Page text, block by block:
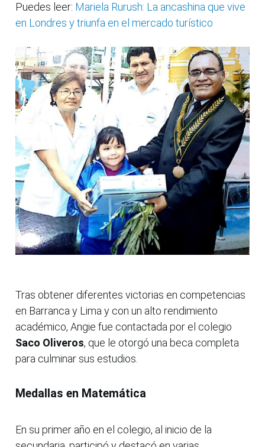
Puedes leer: Mariela Rurush: La ancashina que vive
en Londres y triunfa en el mercado turístico
Tras obtener diferentes victorias en competencias
en Barranca y Lima y con un alto rendimiento
académico, Angie fue contactada por el colegio
Saco Oliveros, que le otorgó una beca completa
para culminar sus estudios.
Medallas en Matemática
En su primer año en el colegio, al inicio de la